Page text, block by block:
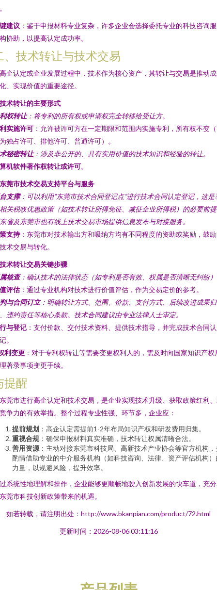
建议 ：鉴于申报材料专业复杂，许多企业会选择委托专业的科技咨询
协助，以提高认定成功率。
、技术转让与技术交易
企认定或企业发展过程中，技术作为核心资产，其转让与交易是推动
、实现价值的重要途径。
术转让的主要形式
权转让：将专利的所有权或申请权完全转移给受让方。
实施许可 ：允许被许可方在一定期限和范围内实施专利，所有权不变
独占许可、排他许可、普通许可）。
秘密转让：涉及非公开的、具有实用价值的技术知识和经验的转让。
机软件著作权转让或许可。
莞市技术交易支持平台与服务
支撑：可以利用“东莞市技术合同登记点”进行技术合同认定登记，这是
关税收优惠政策（如技术转让所得免征、减征企业所得税）的必要前
省及东莞市也有线上技术交易市场提供信息发布与对接服务。
支持：东莞市对技术输出方和吸纳方均有不同程度的资助或奖励，鼓
术交易与转化。
术转让交易关键步骤
核查：确认技术的法律状态（如专利是否有效、权属是否清晰无纠纷
评估：通过专业机构对技术进行价值评估，作为交易定价的参考。
与合同订立：明确转让方式、范围、价款、支付方式、后续改进成果归
违约责任等核心条款。技术合同建议由专业法律人士审定。
与登记 ：支付价款、交付技术资料、提供技术指导，并完成技术合同
。
利变更 ：对于专利权转让等需要变更权利人的，需及时向国家知识产权
著录事项变更手续。
提醒
莞市进行高企认定和技术交易，是企业实现技术升级、获取政策红利
争力的有效举措。整个过程专业性强、环节多，企业应：
提前规划 ：高企认定需提前1-2年布局知识产权和研发费用归集。
重视合规：确保申报材料真实准确，技术转让权属清晰合法。
善用资源 ：主动对接东莞市科技局、高新技术产业协会等官方机构，
酌情借助专业的中介服务机构（如科技咨询、法律、资产评估机构）
力量，以规避风险，提升效率。
系统性地理解和操作，企业能够更顺畅地驶入创新发展的快车道，充
莞市科技创新政策带来的机遇。
如若转载，请注明出处：http://www.bkanpian.com/product/72.html
更新时间：2026-08-06 03:11:16